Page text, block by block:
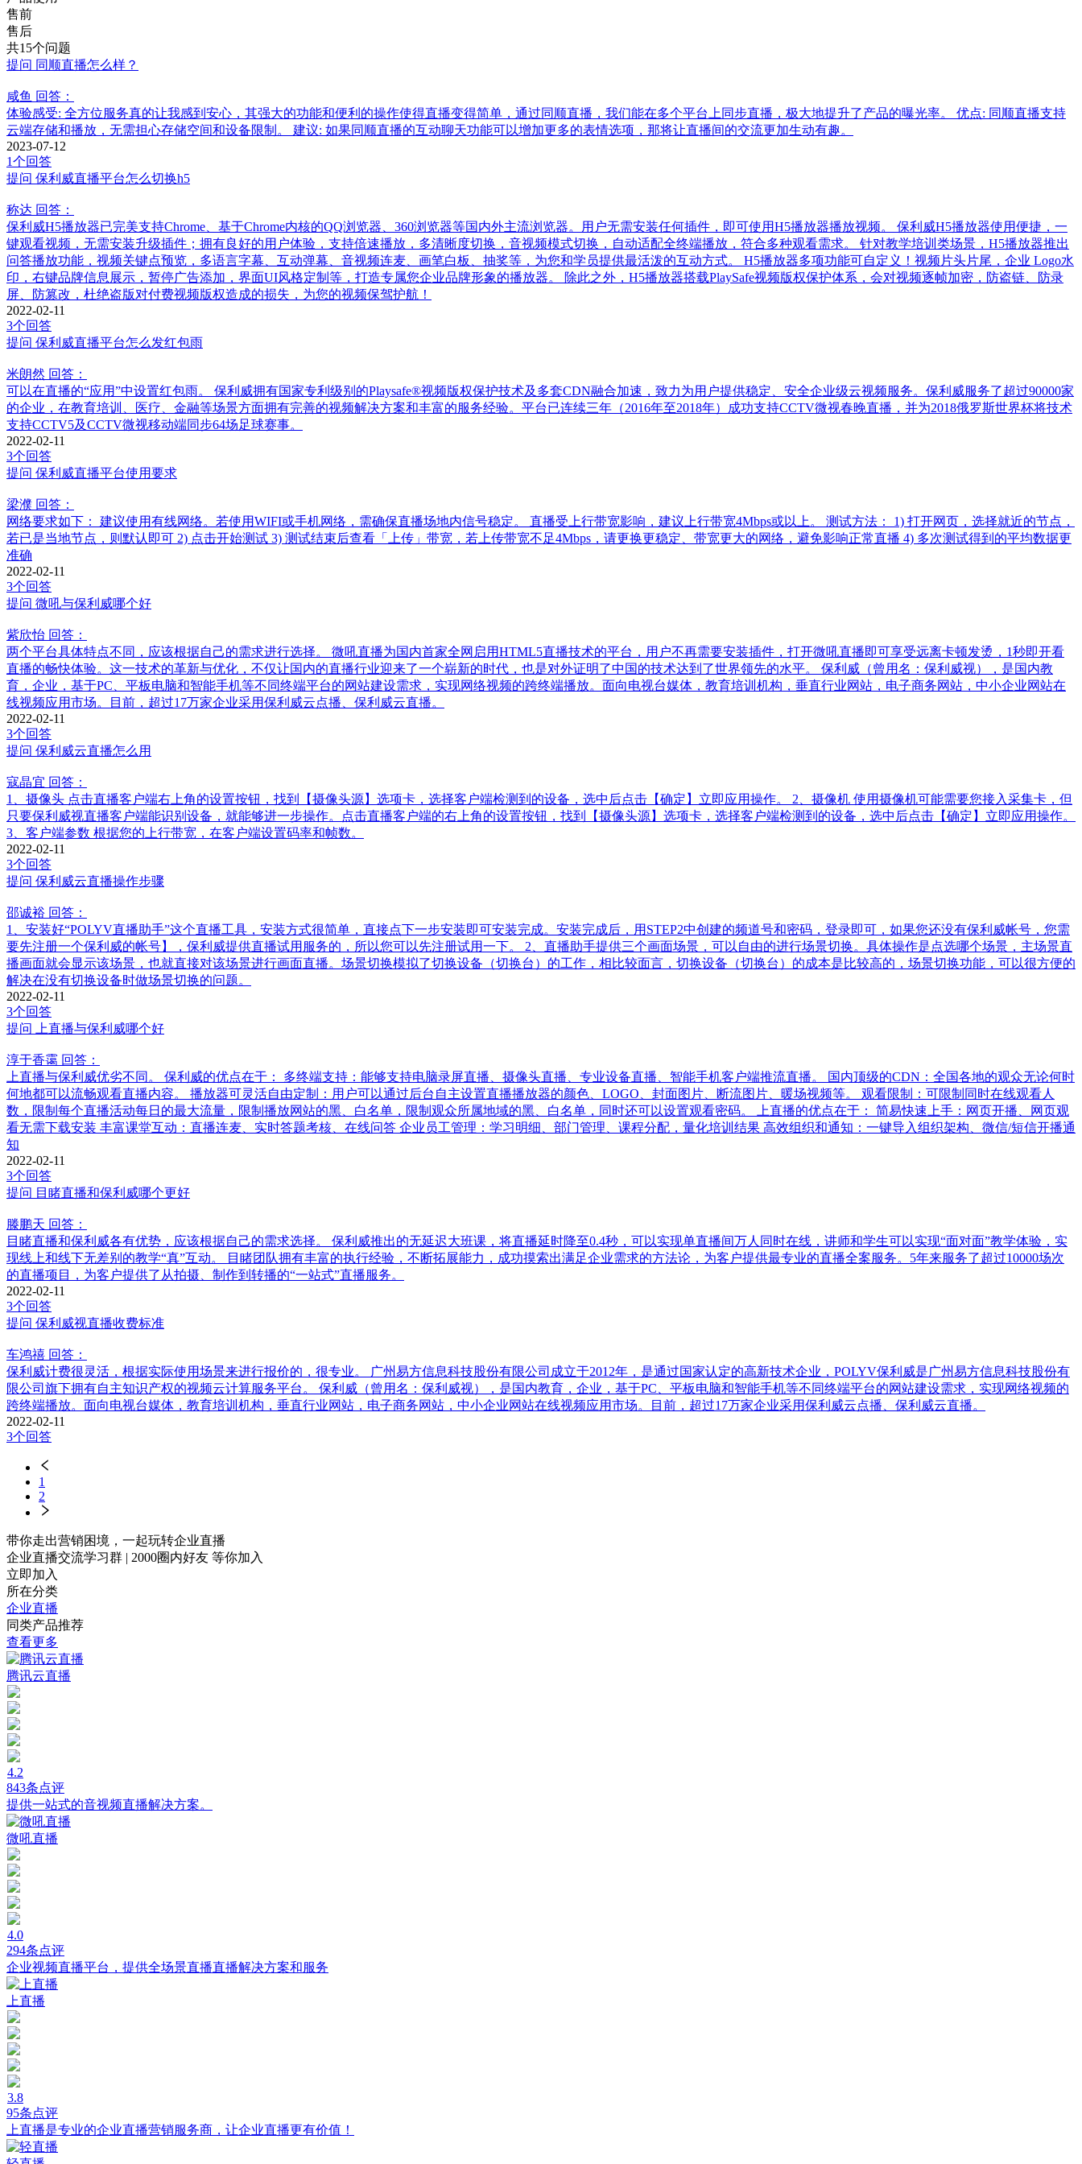
售前
售后
共15个问题
提问 同顺直播怎么样？
咸鱼 回答：
体验感受: 全方位服务真的让我感到安心，其强大的功能和便利的操作使得直播变得简单，通过同顺直播，我们能在多个平台上同步直播，极大地提升了产品的曝光率。 优点: 同顺直播支持
云端存储和播放，无需担心存储空间和设备限制。 建议: 如果同顺直播的互动聊天功能可以增加更多的表情选项，那将让直播间的交流更加生动有趣。
2023-07-12
1个回答
提问 保利威直播平台怎么切换h5
称达 回答：
保利威H5播放器已完美支持Chrome、基于Chrome内核的QQ浏览器、360浏览器等国内外主流浏览器。用户无需安装任何插件，即可使用H5播放器播放视频。 保利威H5播放器使用便捷，一
键观看视频，无需安装升级插件；拥有良好的用户体验，支持倍速播放，多清晰度切换，音视频模式切换，自动适配全终端播放，符合多种观看需求。 针对教学培训类场景，H5播放器推出
问答播放功能，视频关键点预览，多语言字幕、互动弹幕、音视频连麦、画笔白板、抽奖等，为您和学员提供最活泼的互动方式。 H5播放器多项功能可自定义！视频片头片尾，企业 Logo水
印，右键品牌信息展示，暂停广告添加，界面UI风格定制等，打造专属您企业品牌形象的播放器。 除此之外，H5播放器搭载PlaySafe视频版权保护体系，会对视频逐帧加密，防盗链、防录
屏、防篡改，杜绝盗版对付费视频版权造成的损失，为您的视频保驾护航！
2022-02-11
3个回答
提问 保利威直播平台怎么发红包雨
米朗然 回答：
可以在直播的“应用”中设置红包雨。 保利威拥有国家专利级别的Playsafe®视频版权保护技术及多套CDN融合加速，致力为用户提供稳定、安全企业级云视频服务。保利威服务了超过90000家
的企业，在教育培训、医疗、金融等场景方面拥有完善的视频解决方案和丰富的服务经验。平台已连续三年（2016年至2018年）成功支持CCTV微视春晚直播，并为2018俄罗斯世界杯将技术
支持CCTV5及CCTV微视移动端同步64场足球赛事。
2022-02-11
3个回答
提问 保利威直播平台使用要求
梁濮 回答：
网络要求如下： 建议使用有线网络。若使用WIFI或手机网络，需确保直播场地内信号稳定。 直播受上行带宽影响，建议上行带宽4Mbps或以上。 测试方法： 1) 打开网页，选择就近的节点，
若已是当地节点，则默认即可 2) 点击开始测试 3) 测试结束后查看「上传」带宽，若上传带宽不足4Mbps，请更换更稳定、带宽更大的网络，避免影响正常直播 4) 多次测试得到的平均数据更
准确
2022-02-11
3个回答
提问 微吼与保利威哪个好
紫欣怡 回答：
两个平台具体特点不同，应该根据自己的需求进行选择。 微吼直播为国内首家全网启用HTML5直播技术的平台，用户不再需要安装插件，打开微吼直播即可享受远离卡顿发烫，1秒即开看
直播的畅快体验。这一技术的革新与优化，不仅让国内的直播行业迎来了一个崭新的时代，也是对外证明了中国的技术达到了世界领先的水平。 保利威（曾用名：保利威视），是国内教
育，企业，基于PC、平板电脑和智能手机等不同终端平台的网站建设需求，实现网络视频的跨终端播放。面向电视台媒体，教育培训机构，垂直行业网站，电子商务网站，中小企业网站在
线视频应用市场。目前，超过17万家企业采用保利威云点播、保利威云直播。
2022-02-11
3个回答
提问 保利威云直播怎么用
寇晶宜 回答：
1、摄像头 点击直播客户端右上角的设置按钮，找到【摄像头源】选项卡，选择客户端检测到的设备，选中后点击【确定】立即应用操作。 2、摄像机 使用摄像机可能需要您接入采集卡，但
只要保利威视直播客户端能识别设备，就能够进一步操作。点击直播客户端的右上角的设置按钮，找到【摄像头源】选项卡，选择客户端检测到的设备，选中后点击【确定】立即应用操作。
3、客户端参数 根据您的上行带宽，在客户端设置码率和帧数。
2022-02-11
3个回答
提问 保利威云直播操作步骤
邵诚裕 回答：
1、安装好“POLYV直播助手”这个直播工具，安装方式很简单，直接点下一步安装即可安装完成。安装完成后，用STEP2中创建的频道号和密码，登录即可，如果您还没有保利威帐号，您需
要先注册一个保利威的帐号】，保利威提供直播试用服务的，所以您可以先注册试用一下。 2、直播助手提供三个画面场景，可以自由的进行场景切换。具体操作是点选哪个场景，主场景直
播画面就会显示该场景，也就直接对该场景进行画面直播。场景切换模拟了切换设备（切换台）的工作，相比较面言，切换设备（切换台）的成本是比较高的，场景切换功能，可以很方便的
解决在没有切换设备时做场景切换的问题。
2022-02-11
3个回答
提问
上直播与保利威哪个好
淳于香霭 回答：
上直播与保利威优劣不同。 保利威的优点在于： 多终端支持：能够支持电脑录屏直播、摄像头直播、专业设备直播、智能手机客户端推流直播。 国内顶级的CDN：全国各地的观众无论何时
何地都可以流畅观看直播内容。 播放器可灵活自由定制：用户可以通过后台自主设置直播播放器的颜色、LOGO、封面图片、断流图片、暖场视频等。 观看限制：可限制同时在线观看人
数，限制每个直播活动每日的最大流量，限制播放网站的黑、白名单，限制观众所属地域的黑、白名单，同时还可以设置观看密码。 上直播的优点在于： 简易快速上手：网页开播、网页观
看无需下载安装 丰富课堂互动：直播连麦、实时答题考核、在线问答 企业员工管理：学习明细、部门管理、课程分配，量化培训结果 高效组织和通知：一键导入组织架构、微信/短信开播通
知
2022-02-11
3个回答
提问 目睹直播和保利威哪个更好
滕鹏天 回答：
目睹直播和保利威各有优势，应该根据自己的需求选择。 保利威推出的无延迟大班课，将直播延时降至0.4秒，可以实现单直播间万人同时在线，讲师和学生可以实现“面对面”教学体验，实
现线上和线下无差别的教学“真”互动。 目睹团队拥有丰富的执行经验，不断拓展能力，成功摸索出满足企业需求的方法论，为客户提供最专业的直播全案服务。5年来服务了超过10000场次
的直播项目，为客户提供了从拍摄、制作到转播的“一站式”直播服务。
2022-02-11
3个回答
提问 保利威视直播收费标准
车鸿禧 回答：
保利威计费很灵活，根据实际使用场景来进行报价的，很专业。 广州易方信息科技股份有限公司成立于2012年，是通过国家认定的高新技术企业，POLYV保利威是广州易方信息科技股份有
限公司旗下拥有自主知识产权的视频云计算服务平台。 保利威（曾用名：保利威视），是国内教育，企业，基于PC、平板电脑和智能手机等不同终端平台的网站建设需求，实现网络视频的
跨终端播放。面向电视台媒体，教育培训机构，垂直行业网站，电子商务网站，中小企业网站在线视频应用市场。目前，超过17万家企业采用保利威云点播、保利威云直播。
2022-02-11
3个回答
1
2
带你走出营销困境，一起玩转企业直播
企业直播交流学习群 | 2000圈内好友 等你加入
立即加入
所在分类
企业直播
同类产品推荐
查看更多
腾讯云直播
4.2
843条点评
提供一站式的音视频直播解决方案。
微吼直播
4.0
294条点评
企业视频直播平台，提供全场景直播直播解决方案和服务
上直播
3.8
95条点评
上直播是专业的企业直播营销服务商，让企业直播更有价值！